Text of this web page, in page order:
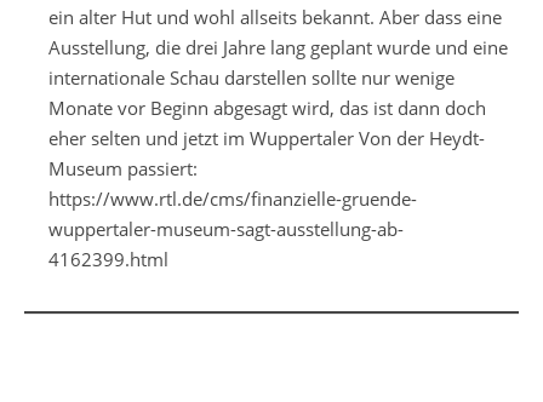
ein alter Hut und wohl allseits bekannt. Aber dass eine
Ausstellung, die drei Jahre lang geplant wurde und eine
internationale Schau darstellen sollte nur wenige
Monate vor Beginn abgesagt wird, das ist dann doch
eher selten und jetzt im Wuppertaler Von der Heydt-
Museum passiert:
https://www.rtl.de/cms/finanzielle-gruende-
wuppertaler-museum-sagt-ausstellung-ab-
4162399.html